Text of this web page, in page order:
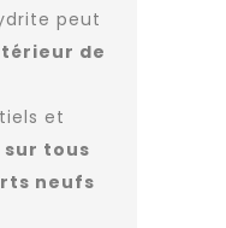
peut
de
et
sur tous
neufs